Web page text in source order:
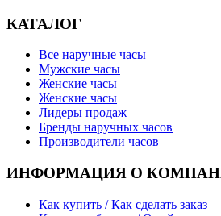
КАТАЛОГ
Все наручные часы
Мужские часы
Женские часы
Женские часы
Лидеры продаж
Бренды наручных часов
Производители часов
ИНФОРМАЦИЯ О
Как купить / Как сделать заказ